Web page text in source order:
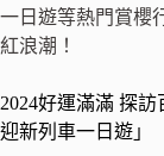
一日遊等熱門賞櫻
紅浪潮！
2024好運滿滿 探
迎新列車一日遊」